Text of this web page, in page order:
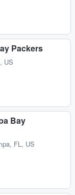
Packers
US
Bay
FL, US